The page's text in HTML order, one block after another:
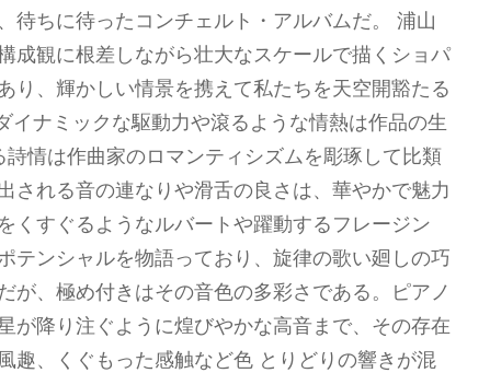
待ちに待ったコンチェルト・アルバムだ。 浦山
成観に根差しながら壮大なスケールで描くショパ
り、輝かしい情景を携えて私たちを天空開豁たる
ナミックな駆動力や滾るような情熱は作品の生
情は作曲家のロマンティシズムを彫琢して比類
される音の連なりや滑舌の良さは、華やかで魅力
くすぐるようなルバートや躍動するフレージン
テンシャルを物語っており、旋律の歌い廻しの巧
が、極め付きはその音色の多彩さである。ピアノ
が降り注ぐように煌びやかな高音まで、その存在
趣、くぐもった感触など色 とりどりの響きが混